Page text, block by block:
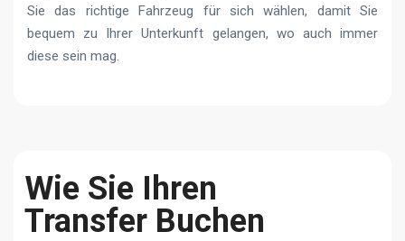
Sie das richtige Fahrzeug für sich wählen, damit Sie
bequem zu Ihrer Unterkunft gelangen, wo auch immer
diese sein mag.
Wie Sie Ihren
Transfer Buchen